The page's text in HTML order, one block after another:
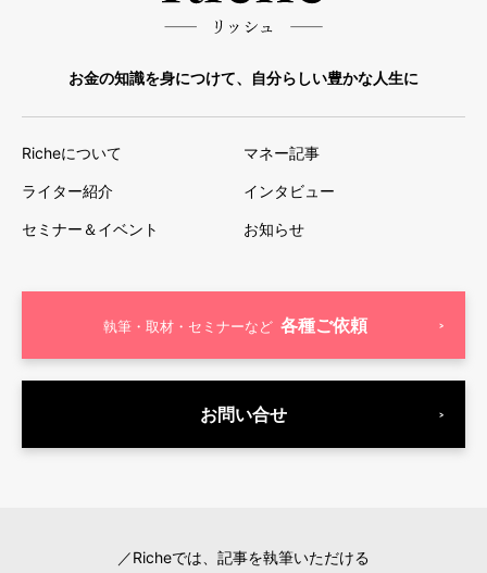
お金の知識を身につけて、自分らしい豊かな人生に
Richeについて マネー記事
ライター紹介 インタビュー
セミナー＆イベント お知らせ
執筆・取材・セミナーなど 各種ご依頼
お問い合せ
／Richeでは、記事を執筆いただける